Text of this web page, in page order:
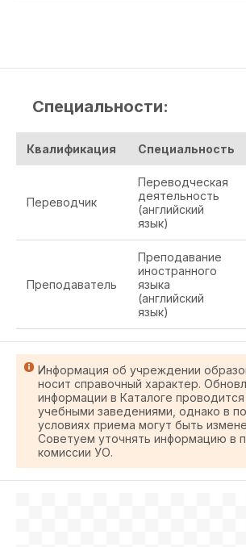
Специальности:
Квалификация Специальность
Переводчик
Переводческая
деятельность
(английский
язык)
Преподаватель
Преподавание
иностранного
языка
(английский
язык)
Информация об учреждении
носит справочный характер.
информации в Каталоге
учебными заведениями, однако в
условиях приема могут быть
Советуем уточнять информацию в
комиссии УО.